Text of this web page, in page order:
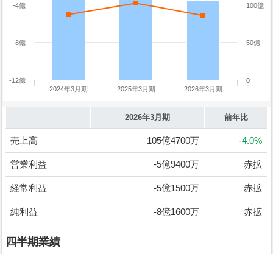
2024年3月期 2025年3月期 2026年3月期
0
50億
100億
-12億
-8億
-4億
2026年3月期 前年比
売上高 105億4700万 -4.0%
営業利益 -5億9400万 赤拡
経常利益 -5億1500万 赤拡
純利益 -8億1600万 赤拡
四半期業績